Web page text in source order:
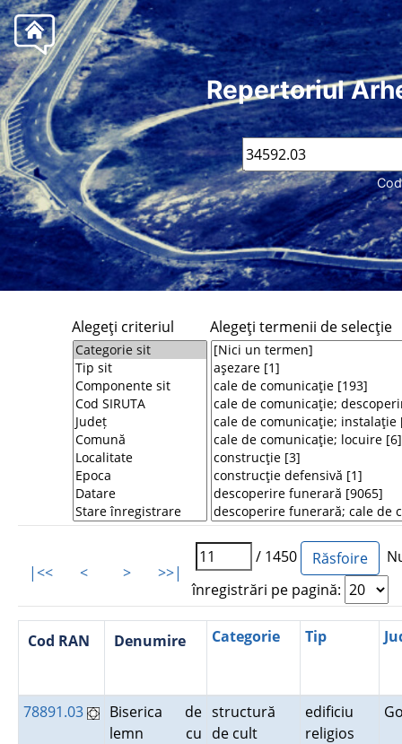
Repertoriul
Cod
Alegeţi criteriul Alegeţi termenii de selecţie
|<< < > >>|
/ 1450
înregistrări pe pagină:
Cod RAN Denumire Categorie Tip
78891.03
Biserica de
lemn cu
structură
de cult
edificiu
religios